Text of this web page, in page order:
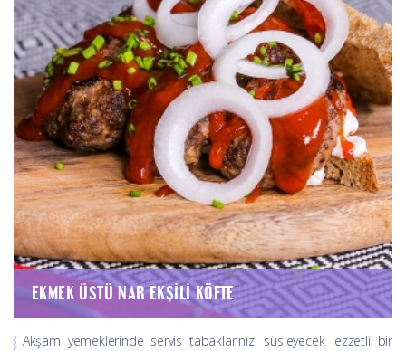
EKMEK ÜSTÜ NAR EKŞILI KÖFTE
Akşam yemeklerinde servis tabaklarınızı süsleyecek lezzetli bir